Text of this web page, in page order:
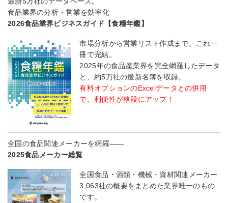
食品業界の分析・営業を効率化
2026食品業界ビジネスガイド【食糧年鑑】
市場分析から営業リスト作成まで、これ一
冊で完結。
2025年の食品産業界を完全網羅したデータ
と、約5万社の最新名簿を収録。
有料オプションのExcelデータとの併用
で、利便性が格段にアップ！
全国の食品関連メーカーを網羅――
2025食品メーカー総覧
全国食品・酒類・機械・資材関連メーカー
3,063社の概要をまとめた業界唯一のもの
です。